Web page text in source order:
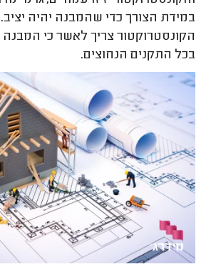
במידת הצורך כדי שהמבנה יהיה
הקונסטרוקטור צריך לאשר כי המבנה
בכל התקנים הנחוצים.